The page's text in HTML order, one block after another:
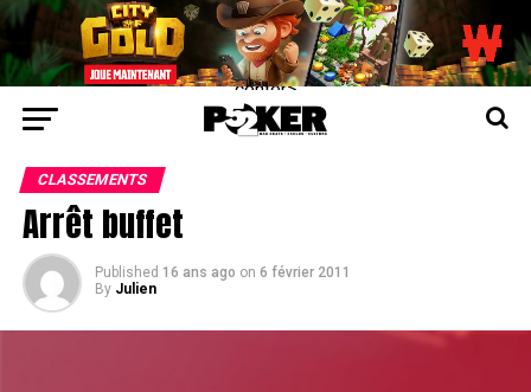
center>
CLASSEMENTS
Arrêt buffet
Published 16 ans ago on 6 février 2011
By Julien